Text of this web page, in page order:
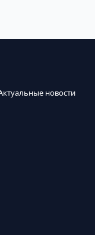
новости